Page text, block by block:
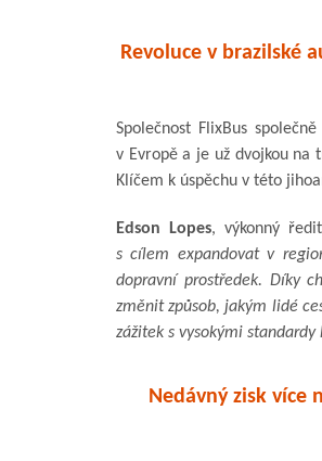
Revoluce v brazilské
Společnost FlixBus
v Evropě a je už dvojkou na
Klíčem k úspěchu v této
Edson Lopes, výkonný
s cílem expandovat v
dopravní prostředek. Díky
změnit způsob, jakým lidé
zážitek s vysokými
Nedávný zisk více